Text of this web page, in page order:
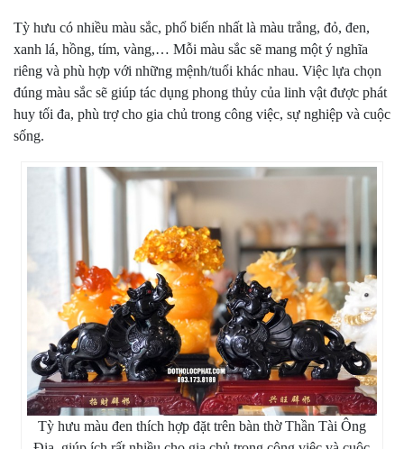
Tỳ hưu có nhiều màu sắc, phổ biến nhất là màu trắng, đỏ, đen,
xanh lá, hồng, tím, vàng,… Mỗi màu sắc sẽ mang một ý nghĩa
riêng và phù hợp với những mệnh/tuổi khác nhau. Việc lựa chọn
đúng màu sắc sẽ giúp tác dụng phong thủy của linh vật được phát
huy tối đa, phù trợ cho gia chủ trong công việc, sự nghiệp và cuộc
sống.
Tỳ hưu màu đen thích hợp đặt trên bàn thờ Thần Tài Ông